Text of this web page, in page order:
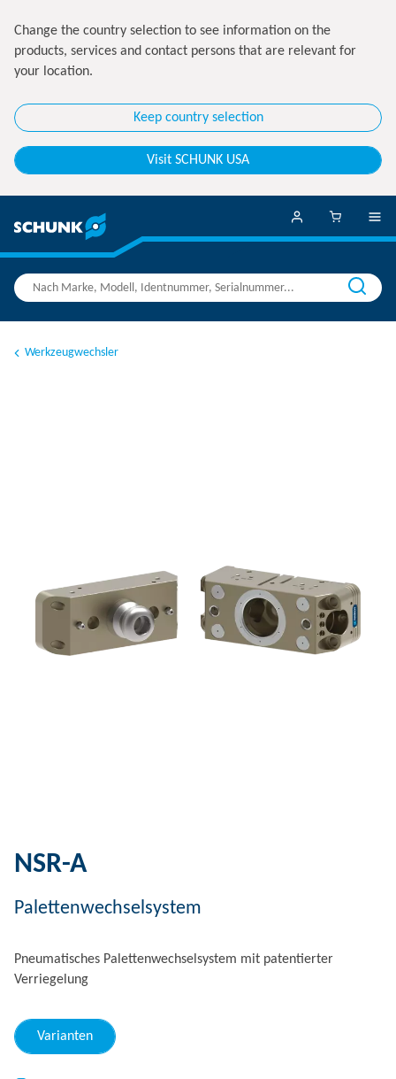
Change the country selection to see information on the
products, services and contact persons that are relevant for
your location.
Keep country selection
Visit SCHUNK USA
Werkzeugwechsler
NSR-A
Palettenwechselsystem
Pneumatisches Palettenwechselsystem mit patentierter
Verriegelung
Varianten